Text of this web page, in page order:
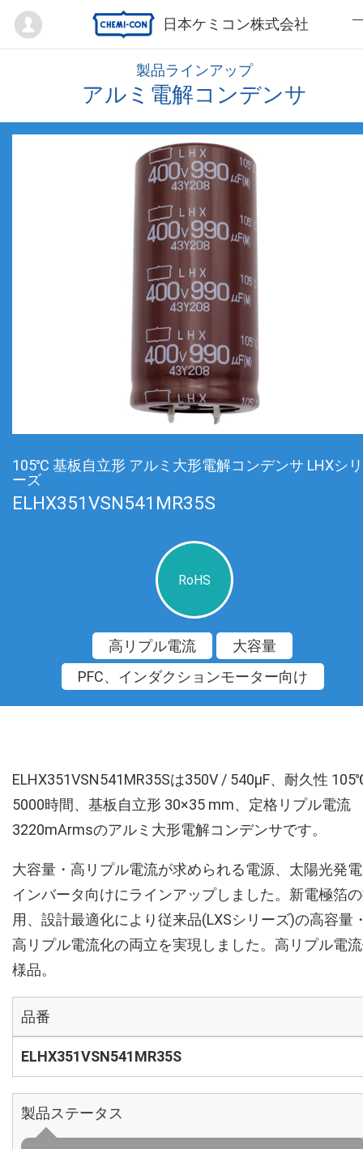
日本ケミコン株式会社
Mypage
製品ラインアップ
アルミ電解コンデンサ
105℃ 基板自立形 アルミ大形電解コンデンサ LHXシリ
ーズ
ELHX351VSN541MR35S
RoHS
高リプル電流
大容量
PFC、インダクションモーター向け
ELHX351VSN541MR35Sは350V / 540µF、耐久性
5000時間、基板自立形 30×35 mm、定格リプル電流
3220mArmsのアルミ大形電解コンデンサです。
大容量・高リプル電流が求められる電源、太陽光発
インバータ向けにラインアップしました。新電極箔
用、設計最適化により従来品(LXSシリーズ)の高容量
高リプル電流化の両立を実現しました。高リプル電
様品。
品番
ELHX351VSN541MR35S
製品ステータス